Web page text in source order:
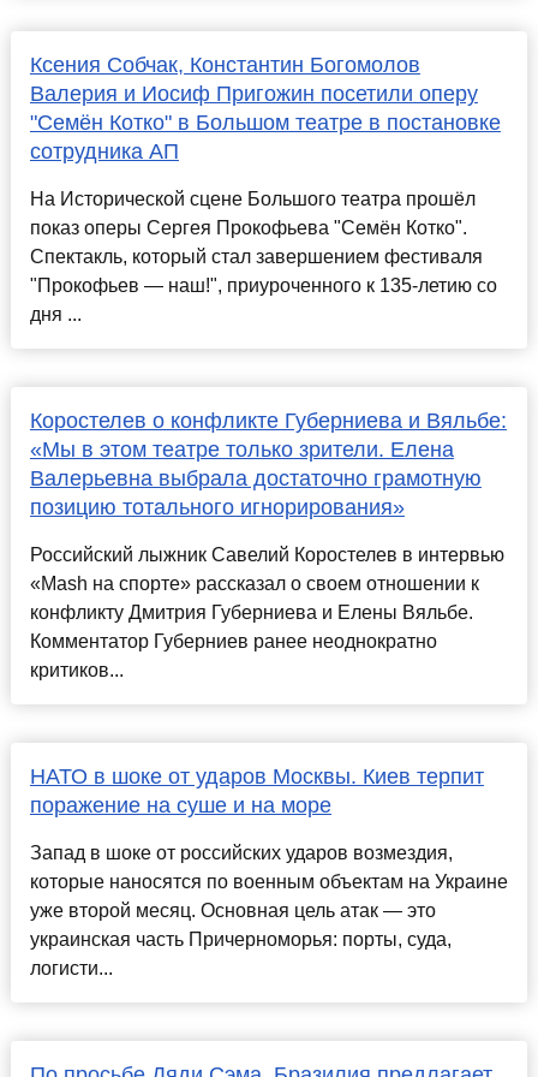
Ксения Собчак, Константин Богомолов
Валерия и Иосиф Пригожин посетили оперу
"Семён Котко" в Большом театре в постановке
сотрудника АП
На Исторической сцене Большого театра прошёл
показ оперы Сергея Прокофьева "Семён Котко".
Спектакль, который стал завершением фестиваля
"Прокофьев — наш!", приуроченного к 135-летию со
дня ...
Коростелев о конфликте Губерниева и Вяльбе:
«Мы в этом театре только зрители. Елена
Валерьевна выбрала достаточно грамотную
позицию тотального игнорирования»
Российский лыжник Савелий Коростелев в интервью
«Mash на спорте» рассказал о своем отношении к
конфликту Дмитрия Губерниева и Елены Вяльбе.
Комментатор Губерниев ранее неоднократно
критиков...
НАТО в шоке от ударов Москвы. Киев терпит
поражение на суше и на море
Запад в шоке от российских ударов возмездия,
которые наносятся по военным объектам на Украине
уже второй месяц. Основная цель атак — это
украинская часть Причерноморья: порты, суда,
логисти...